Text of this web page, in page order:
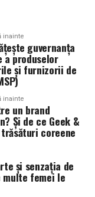
auto
nu sunt doar
vizuale. Publicul
modul in
caroserie si
si uzura
a unei
completeaza
fie ca
minimalist.
inainte
guvernanța
produselor
și furnizorii de
inainte
un brand
Și de ce Geek &
coreene
și senzația de
multe femei le